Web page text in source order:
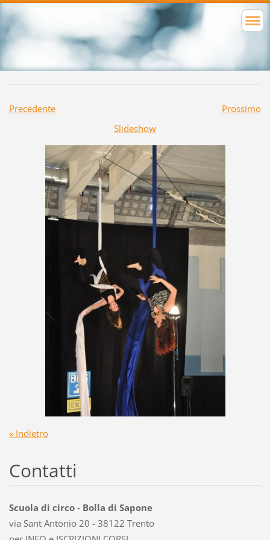
Precedente
Prossimo
Slideshow
« Indietro
Contatti
Scuola di circo - Bolla di Sapone
via Sant Antonio 20 - 38122 Trento